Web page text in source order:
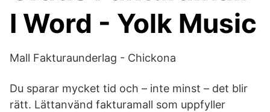
I Word - Yolk Music
Mall Fakturaunderlag - Chickona
Du sparar mycket tid och – inte minst – det blir
rätt. Lättanvänd fakturamall som uppfyller